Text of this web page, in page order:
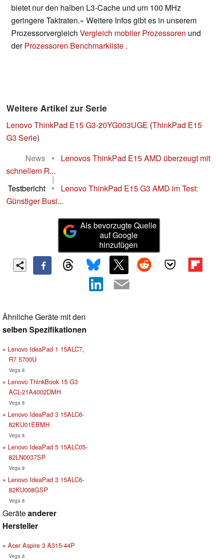
bietet nur den halben L3-Cache und um 100 MHz
geringere Taktraten.» Weitere Infos gibt es in unserem
Prozessorvergleich Vergleich mobiler Prozessoren und
derProzessoren Benchmarkliste .
Weitere Artikel zur Serie
Lenovo ThinkPad E15 G3-20YG003UGE (ThinkPad E15
G3 Serie)
News
•
Lenovos ThinkPad E15 AMD überzeugt mit
schnellem R...
|
Testbericht
•
Lenovo ThinkPad E15 G3 AMD im Test:
Günstiger Busi...
Als bevorzugte Quelle
auf Google
hinzufügen
Ähnliche Geräte mit den
selben Spezifikationen
Lenovo IdeaPad 1 15ALC7,
R7 5700U
Vega 8
Lenovo ThinkBook 15 G3
ACL-21A4002DMH
Vega 8
Lenovo IdeaPad 3 15ALC6-
82KU01EBMH
Vega 8
Lenovo IdeaPad 5 15ALC05-
82LN0037SP
Vega 8
Lenovo IdeaPad 3 15ALC6-
82KU008GSP
Vega 8
Geräteanderer
Hersteller
Acer Aspire 3 A315-44P
Vega 8